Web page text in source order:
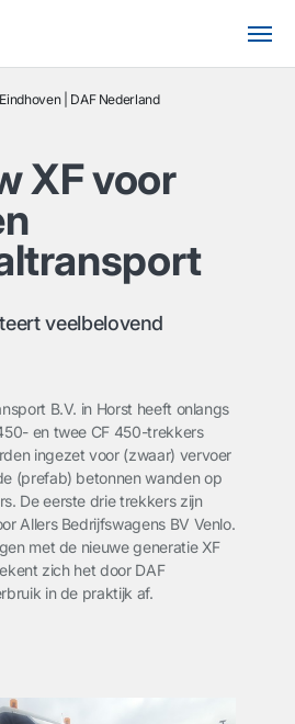
Eindhoven DAF Nederland
XF voor
veelbelovend
B.V. in Horst heeft onlangs
en twee CF 450-trekkers
ingezet voor (zwaar) vervoer
(prefab) betonnen wanden op
De eerste drie trekkers zijn
Allers Bedrijfswagens BV Venlo.
met de nieuwe generatie XF
zich het door DAF
in de praktijk af.